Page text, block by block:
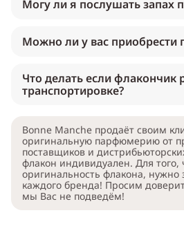
Могу ли я послушать запах
Можно ли у вас приобрести
Что делать если флакончик
транспортировке?
Bonne Manche продаёт своим
оригинальную парфюмерию от
поставщиков и
флакон индивидуален. Для того,
оригинальность флакона, нужно
каждого бренда! Просим
мы Вас не подведём!